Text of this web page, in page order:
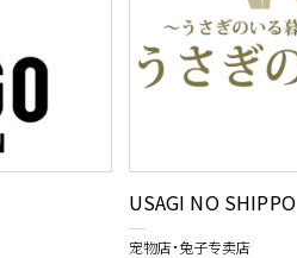
USAGI NO SHIPPO
宠物店・兔子专卖店